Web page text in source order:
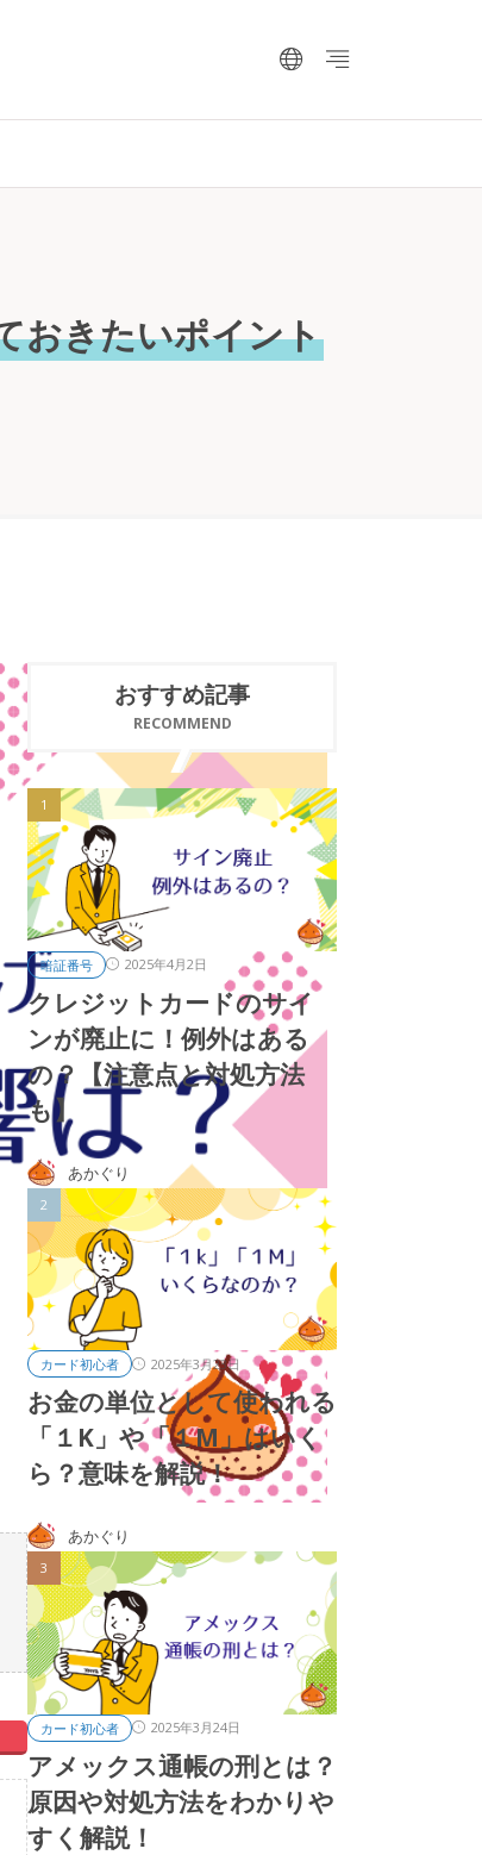
おきたいポイント
おすすめ記事
RECOMMEND
暗証番号 2025年4月2日
クレジットカードのサイ
ンが廃止に！例外はある
の？【注意点と対処方法
も】
あかぐり
カード初心者 2025年3月23日
お金の単位として使われる
「１K」や「１M」はいく
ら？意味を解説！
あかぐり
カード初心者 2025年3月24日
アメックス通帳の刑とは？
原因や対処方法をわかりや
すく解説！